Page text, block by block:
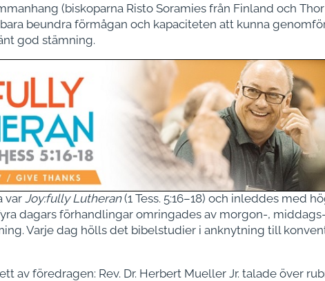
(biskoparna Risto Soramies från Finland och
beundra förmågan och kapaciteten att kunna
god stämning.
varJoy:fully Lutheran(1 Tess. 5:16–18) och inleddes med
dagars förhandlingar omringades av morgon-,
Varje dag hölls det bibelstudier i anknytning till
av föredragen: Rev. Dr. Herbert Mueller Jr. talade över